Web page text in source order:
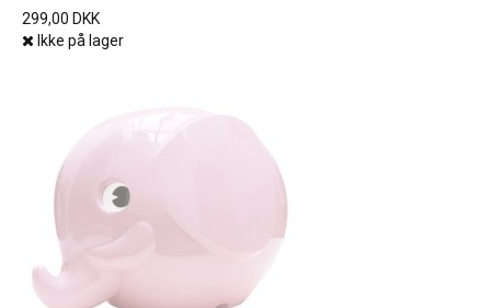
299,00 DKK
Ikke på lager